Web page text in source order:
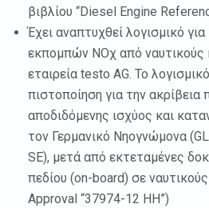
βιβλίου “Diesel Engine
Έχει αναπτυχθεί λογισμικό
εκπομπών ΝΟχ από ναυτικούς
εταιρεία testo AG. Το
πιστοποίηση για την ακρίβεια
αποδιδόμενης ισχύος και
τον Γερμανικό Νηογνώμονα
SE), μετά από εκτεταμένες
πεδίου (on-board) σε
Approval “37974-12 HH”)